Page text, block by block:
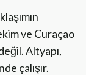
ve Curaçao
Altyapı,
çalışır.